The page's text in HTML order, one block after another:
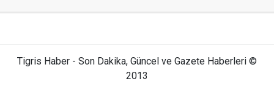
Tigris Haber - Son Dakika, Güncel ve Gazete Haberleri ©
2013